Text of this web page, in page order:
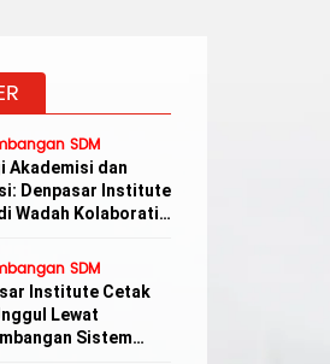
SDM
Akademisi dan
Denpasar Institute
Wadah Kolaboratif
SDM
Institute Cetak
Lewat
Sistem